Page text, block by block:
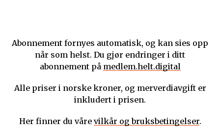
Abonnement fornyes automatisk, og kan sies opp
når som helst. Du gjør endringer i ditt
abonnement på medlem.helt.digital
Alle priser i norske kroner, og merverdiavgift er
inkludert i prisen.
Her finner du våre vilkår og bruksbetingelser.